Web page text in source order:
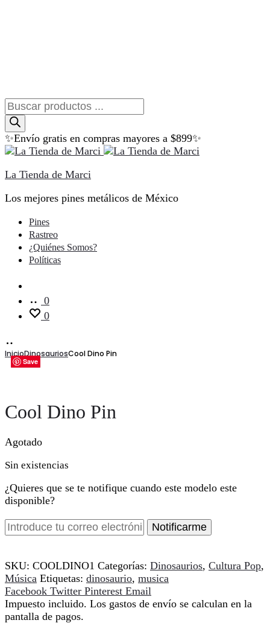
Búsqueda
de
productos
✨Envío gratis en compras mayores a $899✨
La Tienda de Marci
Los mejores pines metálicos de México
Pines
Rastreo
¿Quiénes Somos?
Políticas
0
0
InicioDinosauriosCool Dino Pin
Save
Cool Dino Pin
Agotado
Sin existencias
¿Quieres que se te notifique cuando este modelo este
disponible?
Notificarme
SKU: COOLDINO1 Categorías: Dinosaurios, Cultura Pop,
Música Etiquetas: dinosaurio, musica
Compartir
Facebook Twitter Pinterest Email
Impuesto incluido. Los gastos de envío se calculan en la
pantalla de pagos.
Save
Save
Save
Save
Save